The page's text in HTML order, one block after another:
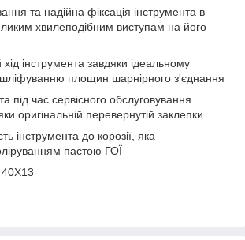
та надійна фіксація інструмента в
хвилеподібним виступам на його
хід інструмента завдяки ідеальному
площин шарнірного з'єднання
під час сервісного обслуговування
оригінальній перевернутій заклепки
інструмента до корозії, яка
пастою ГОЇ
40Х13